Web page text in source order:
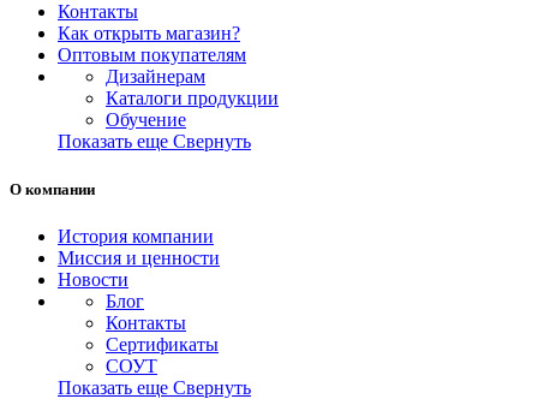
Контакты
Как открыть магазин?
Оптовым покупателям
Дизайнерам
Каталоги продукции
Обучение
Показать еще Свернуть
О компании
История компании
Миссия и ценности
Новости
Блог
Контакты
Сертификаты
СОУТ
Показать еще Свернуть